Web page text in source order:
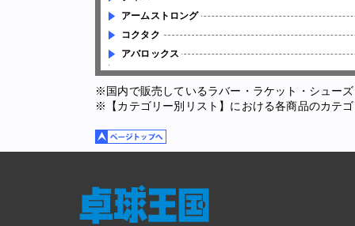
アームストロング
コクタク
アバロックス
※国内で販売しているラバー・ラケット・シュー
※【カテゴリー別リスト】における各商品のカテ